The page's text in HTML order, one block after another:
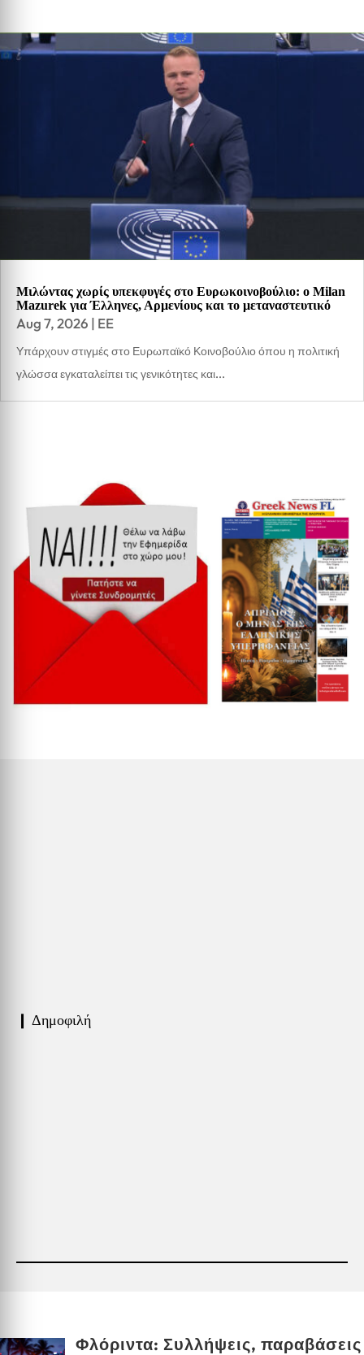
Μιλώντας χωρίς υπεκφυγές στο Ευρωκοινοβούλιο: ο Milan
Mazurek για Έλληνες, Αρμενίους και το μεταναστευτικό
Aug 7, 2026 | EE
Υπάρχουν στιγμές στο Ευρωπαϊκό Κοινοβούλιο όπου η πολιτική
γλώσσα εγκαταλείπει τις γενικότητες και...
❙ Δημοφιλή
Φλόριντα: Συλλήψεις, παραβάσεις